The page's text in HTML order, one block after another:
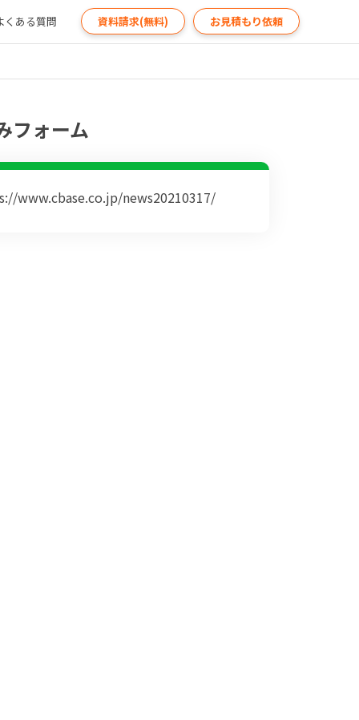
くある質問 資料請求(無料) お見積もり依頼
フォーム
www.cbase.co.jp/news20210317/